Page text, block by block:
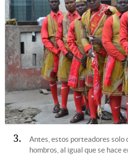
3
Antes, estos porteadores solo
hombros, al igual que se hace